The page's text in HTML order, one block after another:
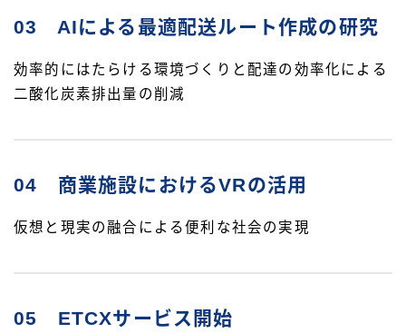
03 AIによる最適配送ルート作成の研究
効率的にはたらける環境づくりと配達の効率化による
二酸化炭素排出量の削減
04 商業施設におけるVRの活用
仮想と現実の融合による便利な社会の実現
05 ETCXサービス開始